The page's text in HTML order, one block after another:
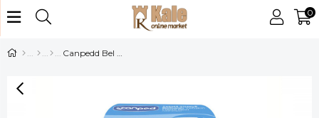
0
Canpedd Bel Bantlı Ekstra Büyük Hasta Bezi 7 li